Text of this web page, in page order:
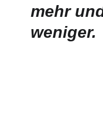
mehr
weniger.